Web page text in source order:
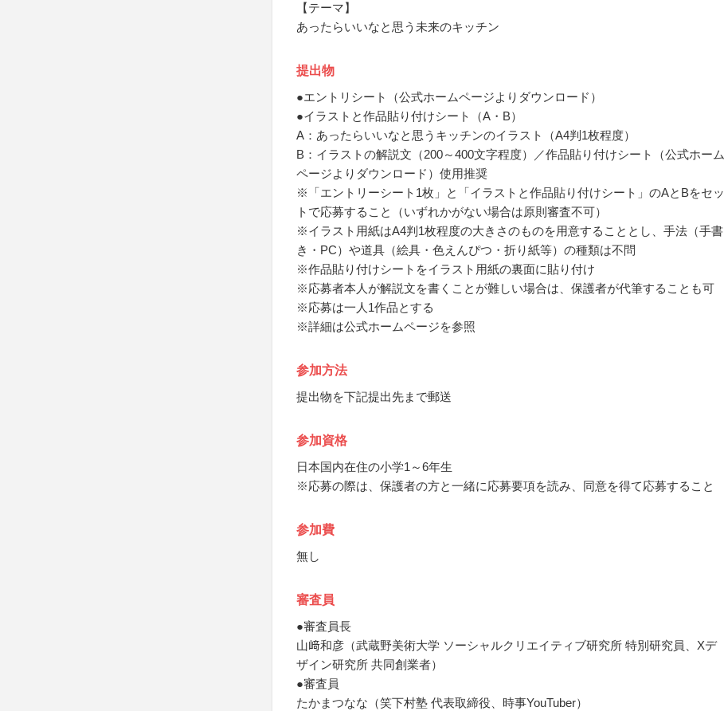
【テーマ】
あったらいいなと思う未来のキッチン
提出物
●エントリシート（公式ホームページよりダウンロード）
●イラストと作品貼り付けシート（A・B）
A：あったらいいなと思うキッチンのイラスト（A4判1枚程度）
B：イラストの解説文（200～400文字程度）／作品貼り付けシート（公式ホーム
ページよりダウンロード）使用推奨
※「エントリーシート1枚」と「イラストと作品貼り付けシート」のAとBをセッ
トで応募すること（いずれかがない場合は原則審査不可）
※イラスト用紙はA4判1枚程度の大きさのものを用意することとし、手法（手書
き・PC）や道具（絵具・色えんぴつ・折り紙等）の種類は不問
※作品貼り付けシートをイラスト用紙の裏面に貼り付け
※応募者本人が解説文を書くことが難しい場合は、保護者が代筆することも可
※応募は一人1作品とする
※詳細は公式ホームページを参照
参加方法
提出物を下記提出先まで郵送
参加資格
日本国内在住の小学1～6年生
※応募の際は、保護者の方と一緒に応募要項を読み、同意を得て応募すること
参加費
無し
審査員
●審査員長
山﨑和彦（武蔵野美術大学 ソーシャルクリエイティブ研究所 特別研究員、Xデ
ザイン研究所 共同創業者）
●審査員
たかまつなな（笑下村塾 代表取締役、時事YouTuber）